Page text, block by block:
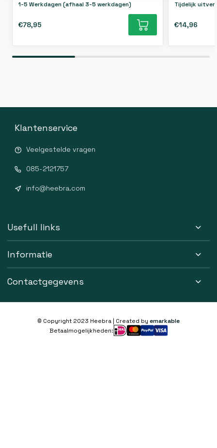
1-5 Werkdagen (afhaal 3-5 werkdagen)
€78,95
Tijdelijk
€14,96
Klantenservice
Veelgestelde vragen
085-2121757
info@heebra.com
Usefull links
Informatie
Contactgegevens
© Copyright 2023 Heebra | Created by emarkable
Betaalmogelijkheden: